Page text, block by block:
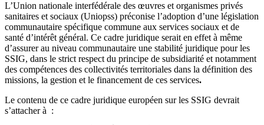
L’Union nationale interfédérale des œuvres et organismes privés
sanitaires et sociaux (Uniopss) préconise l’adoption d’une législation
communautaire spécifique commune aux services sociaux et de
santé d’intérêt général. Ce cadre juridique serait en effet à même
d’assurer au niveau communautaire une stabilité juridique pour les
SSIG, dans le strict respect du principe de subsidiarité et notamment
des compétences des collectivités territoriales dans la définition des
missions, la gestion et le financement de ces services.
Le contenu de ce cadre juridique européen sur les SSIG devrait
s’attacher à :